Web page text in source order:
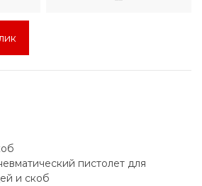
пистолет для
и скоб